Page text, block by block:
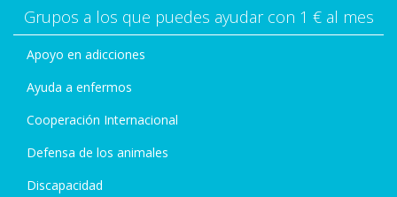
Grupos a los que puedes ayudar con 1 € al mes
Apoyo en adicciones
Ayuda a enfermos
Cooperación Internacional
Defensa de los animales
Discapacidad